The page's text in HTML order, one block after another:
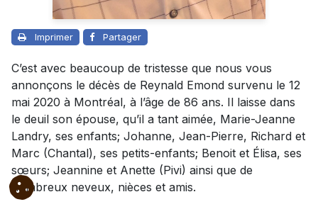
Imprimer Partager
C’est avec beaucoup de tristesse que nous vous
annonçons le décès de Reynald Emond survenu le 12
mai 2020 à Montréal, à l’âge de 86 ans. Il laisse dans
le deuil son épouse, qu’il a tant aimée, Marie-Jeanne
Landry, ses enfants; Johanne, Jean-Pierre, Richard et
Marc (Chantal), ses petits-enfants; Benoit et Élisa, ses
sœurs; Jeannine et Anette (Pivi) ainsi que de
nombreux neveux, nièces et amis.